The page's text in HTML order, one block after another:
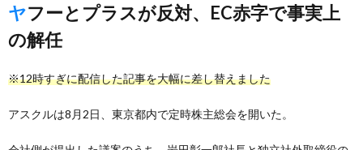
ヤフーとプラスが反対、EC赤字で事実上
の解任
※12時すぎに配信した記事を大幅に差し替えました
アスクルは8月2日、東京都内で定時株主総会を開いた。